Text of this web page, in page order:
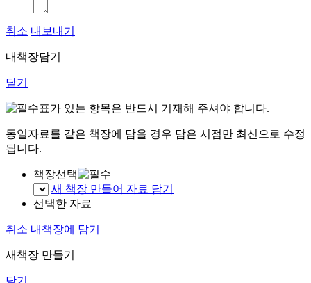
취소 내보내기
내책장담기
닫기
표가 있는 항목은 반드시 기재해 주셔야 합니다.
동일자료를 같은 책장에 담을 경우 담은 시점만 최신으로 수정
됩니다.
책장선택
새 책장 만들어 자료 담기
선택한 자료
취소 내책장에 담기
새책장 만들기
닫기